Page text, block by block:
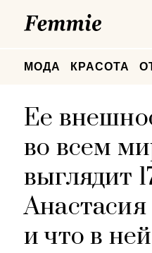
МОДА КРАСОТА
Ее
во всем
выглядит
и что в